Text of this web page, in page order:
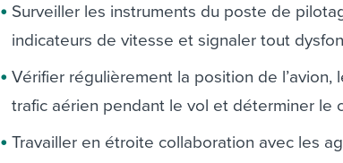
Surveiller les instruments du poste de
indicateurs de vitesse et signaler tout
Vérifier régulièrement la position de
trafic aérien pendant le vol et déterminer le
Travailler en étroite collaboration avec les